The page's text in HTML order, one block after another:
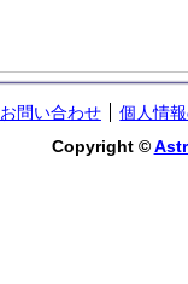
お問い合わせ
個人情
Copyright ©